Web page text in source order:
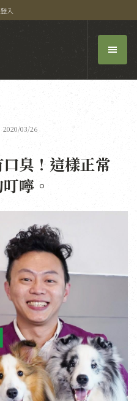
入
2020/03/26
臭！這樣正常
嚀。